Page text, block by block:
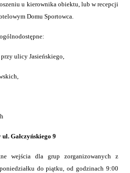
u kierownika obiektu, lub w recepcji
Domu Sportowca.
ulicy Jasieńskiego,
Gałczyńskiego 9
wejścia dla grup zorganizowanych z
do piątku, od godzinach 9:00